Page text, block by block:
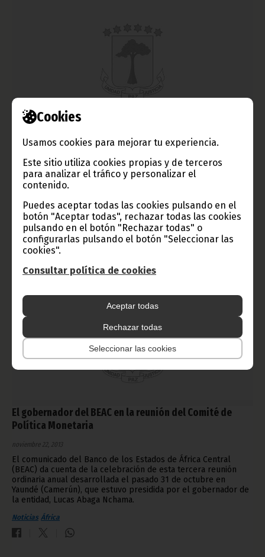
Cookies
Usamos cookies para mejorar tu experiencia.
Este sitio utiliza cookies propias y de terceros
para analizar el tráfico y personalizar el
contenido.
Puedes aceptar todas las cookies pulsando en el
botón "Aceptar todas", rechazar todas las cookies
pulsando en el botón "Rechazar todas" o
configurarlas pulsando el botón "Seleccionar las
cookies".
Consultar política de cookies
Aceptar todas
Rechazar todas
Seleccionar las cookies
noviembre 25, 2013
En el encuentro producido en Oran, segunda ciudad de Argelia,
la Vicepresidenta de la CEMAC, Rosario Mbasogo Kung, y
Ronald K. Noble, Presidente de la Organización Internacional
acuerdo, teniendo en cuenta que el firmado en 1999 expiró en
2001.
Noticias África
El gobernador del BEAC en la reunión del Comité de
Política Monetaria
noviembre 22, 2013
El comunicado del Banco de los Estados de África Central
(BEAC) da cuenta de la celebración de esta tercera reunión
ordinaria anual desarrollada el pasado 31 de octubre en
Yaundé (Camerún), que estuvo presidida por el gobernador de
la entidad, Lucas Abaga Nchama.
Noticias África